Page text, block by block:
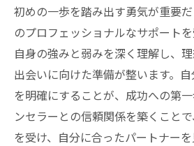
初めの一歩を踏み出す勇気が重要
のプロフェッショナルなサポート
自身の強みと弱みを深く理解し、
出会いに向けた準備が整います。
を明確にすることが、成功への第
ンセラーとの信頼関係を築くこと
を受け、自分に合ったパートナー